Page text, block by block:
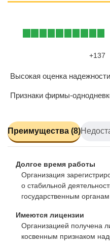
+137
Высокая оценка надежности
Признаки фирмы-
Преимущества (8)
Долгое время работы
Организация
о стабильной
государственным органам
Имеются лицензии
Организацией получена
косвенным признаком